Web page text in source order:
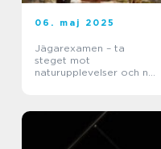
06. maj 2025
Jägarexamen – ta
steget mot
naturupplevelser och ny